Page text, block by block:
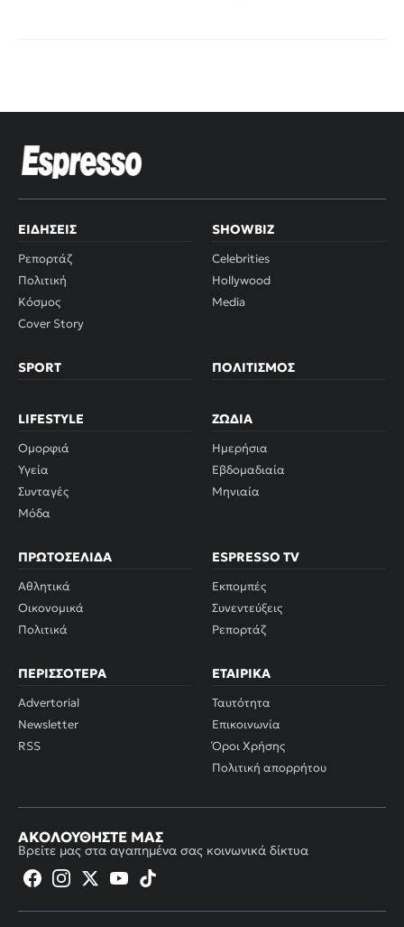
ΕΙΔΉΣΕΙΣ
Ρεπορτάζ
Πολιτική
Κόσμος
Cover Story
SHOWBIZ
Celebrities
Hollywood
Media
SPORT ΠΟΛΙΤΙΣΜΌΣ
LIFESTYLE
Ομορφιά
Υγεία
Συνταγές
Μόδα
ΖΏΔΙΑ
Ημερήσια
Εβδομαδιαία
Μηνιαία
ΠΡΩΤΟΣΈΛΙΔΑ
Αθλητικά
Οικονομικά
Πολιτικά
ESPRESSO TV
Εκπομπές
Συνεντεύξεις
Ρεπορτάζ
ΠΕΡΙΣΣΌΤΕΡΑ
Advertorial
Newsletter
RSS
ΕΤΑΙΡΙΚΆ
Ταυτότητα
Επικοινωνία
Όροι Χρήσης
Πολιτική απορρήτου
ΑΚΟΛΟΥΘΉΣΤΕ ΜΑΣ
Βρείτε μας στα αγαπημένα σας κοινωνικά δίκτυα